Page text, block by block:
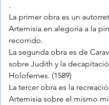
.
La primer obra es un
Artemisia en alegoría a la
recorrido.
La segunda obra es de
sobre Judith y la
Holofernes. (1589)
La tercer obra es la
Artemisia sobre el mismo